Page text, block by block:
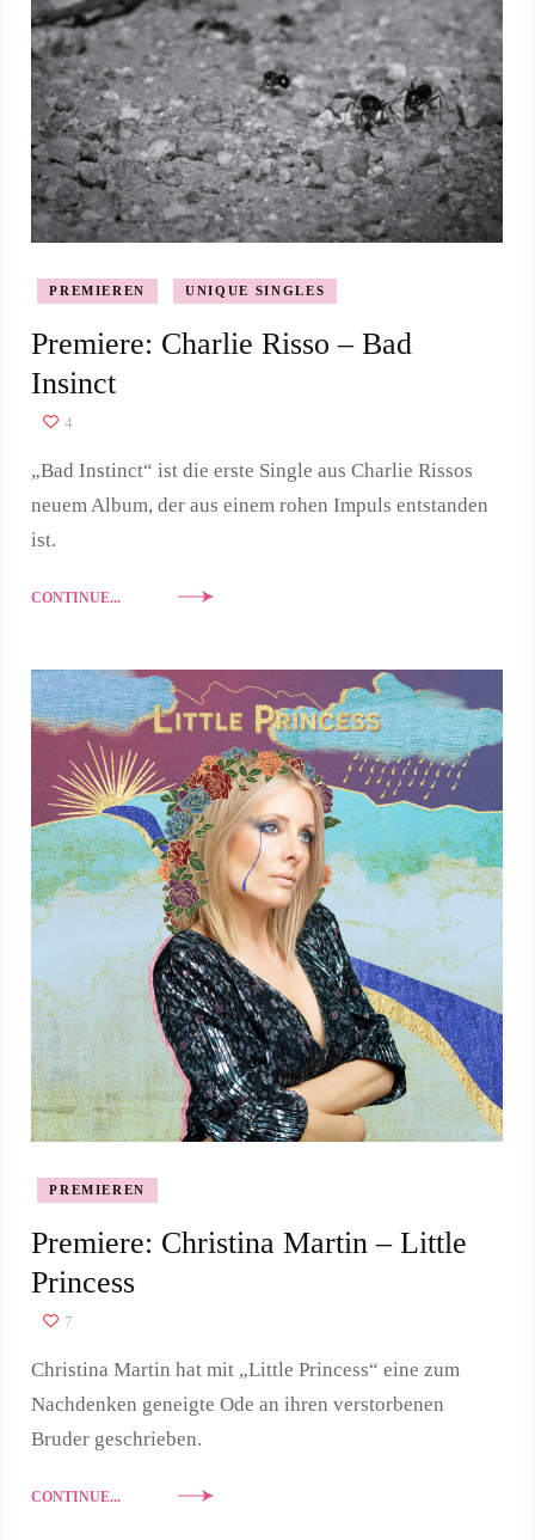
PREMIEREN UNIQUE SINGLES
Premiere: Charlie Risso – Bad
Insinct
4
„Bad Instinct“ ist die erste Single aus Charlie Rissos
neuem Album, der aus einem rohen Impuls entstanden
ist.
CONTINUE...
PREMIEREN
Premiere: Christina Martin – Little
Princess
7
Christina Martin hat mit „Little Princess“ eine zum
Nachdenken geneigte Ode an ihren verstorbenen
Bruder geschrieben.
CONTINUE...